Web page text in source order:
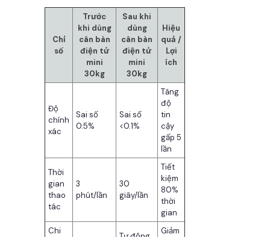
Chỉ
số
Trước
khi dùng
cân bàn
điện tử
mini
30kg
Sau khi
dùng
cân bàn
điện tử
mini
30kg
Hiệu
quả /
Lợi
ích
Độ
chính
xác
Sai số
0.5%
Sai số
<0.1%
Tăng
độ
tin
cậy
gấp 5
lần
Thời
gian
thao
tác
3
phút/lần
30
giây/lần
Tiết
kiệm
80%
thời
gian
Chi
Giảm